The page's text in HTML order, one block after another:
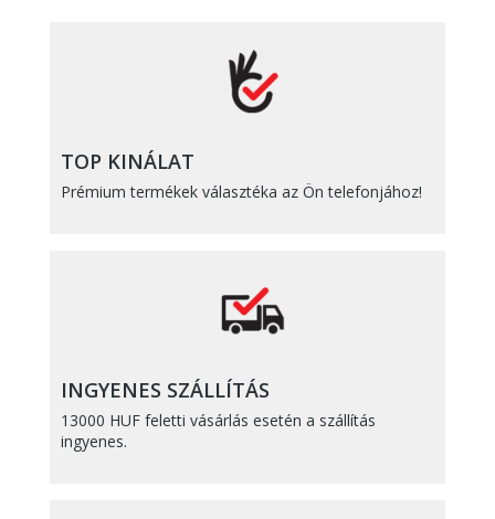
TOP KINÁLAT
Prémium termékek választéka az Ön telefonjához!
INGYENES SZÁLLÍTÁS
13000 HUF feletti vásárlás esetén a szállítás
ingyenes.